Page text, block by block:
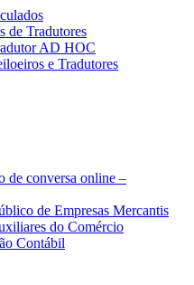
de Tradutores
AD HOC
e Tradutores
de conversa online –
de Empresas Mercantis
do Comércio
Contábil